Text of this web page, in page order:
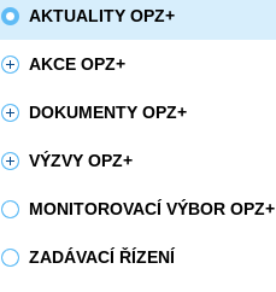
AKTUALITY OPZ+
AKCE OPZ+
DOKUMENTY OPZ+
VÝZVY OPZ+
MONITOROVACÍ VÝBOR OPZ+
ZADÁVACÍ ŘÍZENÍ